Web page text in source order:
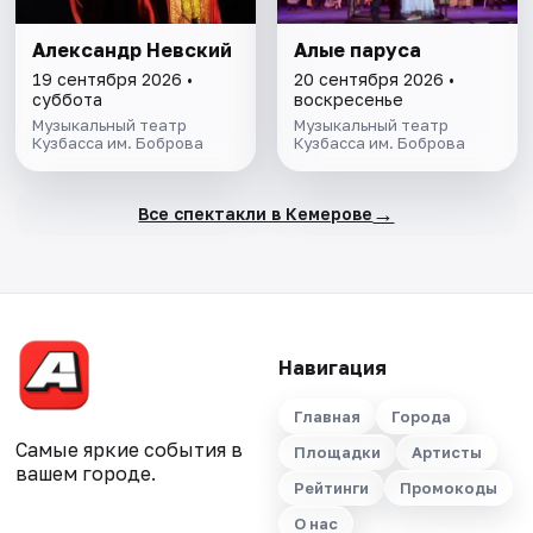
Александр Невский
19 сентября 2026 •
суббота
Музыкальный театр
Кузбасса им. Боброва
Алые паруса
20 сентября 2026 •
воскресенье
Музыкальный театр
Кузбасса им. Боброва
Все спектакли в Кемерове →
Самые яркие события в
вашем городе.
Навигация
Главная
Города
Площадки
Артисты
Рейтинги
Промокоды
О нас